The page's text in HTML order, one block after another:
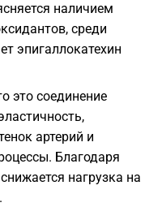
наличием
среди
эпигаллокатехин
это соединение
артерий и
Благодаря
нагрузка на